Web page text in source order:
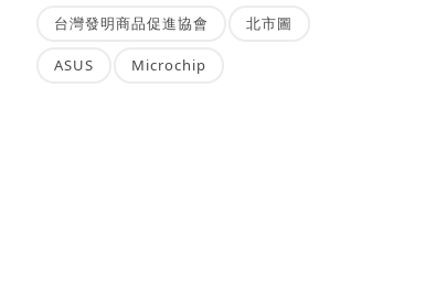
台灣發明商品促進協會 北市圖
ASUS Microchip